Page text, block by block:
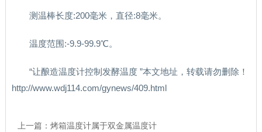
测温棒长度:200毫米，直径:8毫米。
温度范围:-9.9-99.9℃。
“让酿造温度计控制发酵温度 ”本文地址，转载请勿删除！
http://www.wdj114.com/gynews/409.html
上一篇： 烤箱温度计属于双金属温度计